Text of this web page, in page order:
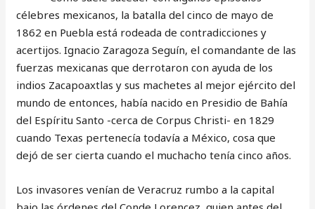
célebres mexicanos, la batalla del cinco de mayo de
1862 en Puebla está rodeada de contradicciones y
acertijos. Ignacio Zaragoza Seguín, el comandante de las
fuerzas mexicanas que derrotaron con ayuda de los
indios Zacapoaxtlas y sus machetes al mejor ejército del
mundo de entonces, había nacido en Presidio de Bahía
del Espíritu Santo -cerca de Corpus Christi- en 1829
cuando Texas pertenecía todavía a México, cosa que
dejó de ser cierta cuando el muchacho tenía cinco años.
Los invasores venían de Veracruz rumbo a la capital